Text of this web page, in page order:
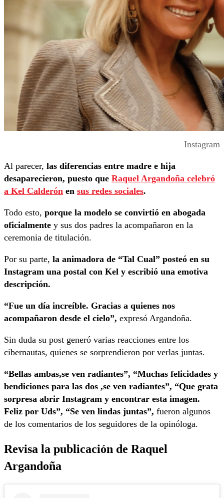
Instagram
Al parecer, las diferencias entre madre e hija
desaparecieron, puesto que Raquel Argandoña celebró
a Kel Calderón en sus redes sociales.
Todo esto, porque la modelo se convirtió en abogada
oficialmente y sus dos padres la acompañaron en la
ceremonia de titulación.
Por su parte, la animadora de “Tal Cual” posteó en su
Instagram una postal con Kel y escribió una emotiva
descripción.
“Fue un día increíble. Gracias a quienes nos
acompañaron desde el cielo”, expresó Argandoña.
Sin duda su post generó varias reacciones entre los
cibernautas, quienes se sorprendieron por verlas juntas.
“Bellas ambas,se ven radiantes”, “Muchas felicidades y
bendiciones para las dos ,se ven radiantes”, “Que grata
sorpresa abrir Instagram y encontrar esta imagen.
Feliz por Uds”, “Se ven lindas juntas”, fueron algunos
de los comentarios de los seguidores de la opinóloga.
Revisa la publicación de Raquel
Argandoña